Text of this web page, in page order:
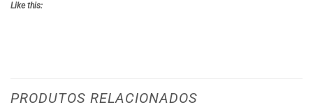
Like this:
PRODUTOS RELACIONADOS